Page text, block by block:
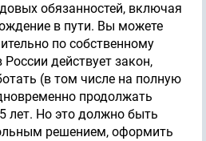
обязанностей, включая
в пути. Вы можете
по собственному
действует закон,
(в том числе на полную
продолжать
лет. Но это должно быть
решением, оформить